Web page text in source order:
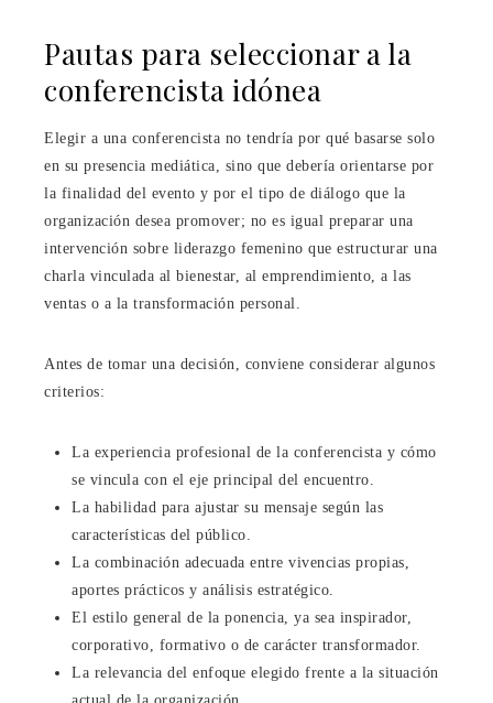
Pautas para seleccionar a la
conferencista idónea
Elegir a una conferencista no tendría por qué basarse solo
en su presencia mediática, sino que debería orientarse por
la finalidad del evento y por el tipo de diálogo que la
organización desea promover; no es igual preparar una
intervención sobre liderazgo femenino que estructurar una
charla vinculada al bienestar, al emprendimiento, a las
ventas o a la transformación personal.
Antes de tomar una decisión, conviene considerar algunos
criterios:
La experiencia profesional de la conferencista y cómo
se vincula con el eje principal del encuentro.
La habilidad para ajustar su mensaje según las
características del público.
La combinación adecuada entre vivencias propias,
aportes prácticos y análisis estratégico.
El estilo general de la ponencia, ya sea inspirador,
corporativo, formativo o de carácter transformador.
La relevancia del enfoque elegido frente a la situación